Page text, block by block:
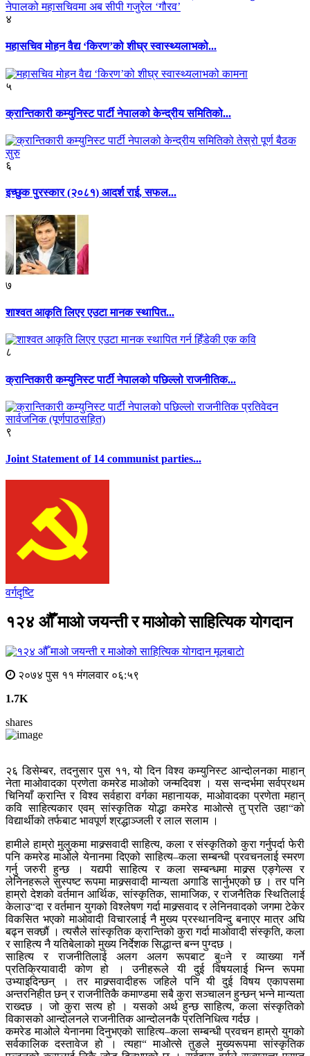
४
महासचिव मोहन वैद्य ‘किरण’को शीघ्र स्वास्थ्यलाभको...
५
क्रान्तिकारी कम्युनिस्ट पार्टी नेपालको केन्द्रीय समितिको...
६
इच्छुक पुरस्कार (२०८१) आदर्श राई, सफल...
७
शाश्वत आकृति लिएर एउटा मानक स्थापित...
८
क्रान्तिकारी कम्युनिस्ट पार्टी नेपालको पछिल्लो राजनीतिक...
९
Joint Statement of 14 communist parties...
वर्गदृष्टि
१२४ औँ माओ जयन्ती र माओको साहित्यिक योगदान
मूलबाटाे
२०७४ पुस ११ मंगलवार ०६:५९
1.7K
shares
२६ डिसेम्बर, तदनुसार पुस ११, यो दिन विश्व कम्युनिस्ट आन्दोलनका माहान्
नेता माओवादका प्रणेता कमरेड माओको जन्मदिवश । यस सन्दर्भमा सर्वप्रथम
चिनियाँ क्रान्ति र विश्व सर्वहारा वर्गका महानायक, माओवादका प्रणेता महान्
कवि साहित्यकार एवम् सांस्कृतिक योद्धा कमरेड माओत्से तु¨प्रति उहा“को
विद्यार्थीको तर्फबाट भावपूर्ण श्रद्धाञ्जली र लाल सलाम ।
हामीले हाम्रो मुलुकमा माक्र्सवादी साहित्य, कला र संस्कृतिको कुरा गर्नुपर्दा फेरी
पनि कमरेड माओले येनानमा दिएको साहित्य–कला सम्बन्धी प्रवचनलाई स्मरण
गर्नु जरुरी हुन्छ । यद्यपी साहित्य र कला सम्बन्धमा माक्र्स एङ्गेल्स र
लेनिनहरूले सुस्पष्ट रूपमा माक्र्सवादी मान्यता अगाडि सार्नुभएको छ । तर पनि
हाम्रो देशको वर्तमान आर्थिक, सांस्कृतिक, सामाजिक, र राजनैतिक स्थितिलाई
केलाउ“दा र वर्तमान युगको विश्लेषण गर्दा माक्र्सवाद र लेनिनवादको जगमा टेकेर
विकसित भएको माओवादी विचारलाई नै मुख्य प्रस्थानविन्दु बनाएर मात्र अघि
बढ्न सक्छौं । त्यसैले सांस्कृतिक क्रान्तिको कुरा गर्दा माओवादी संस्कृति, कला
र साहित्य नै यतिबेलाको मुख्य निर्देशक सिद्धान्त बन्न पुग्दछ ।
साहित्य र राजनीतिलाई अलग अलग रूपबाट बु¤ने र व्याख्या गर्ने
प्रतिक्रियावादी कोण हो । उनीहरूले यी दुई विषयलाई भिन्न रूपमा
उभ्याइदिन्छन् । तर माक्र्सवादीहरू जहिले पनि यी दुई विषय एकापसमा
अन्तरनिहीत छन् र राजनीतिकै कमाण्डमा सबै कुरा सञ्चालन हुन्छन् भन्ने मान्यता
राख्दछ । जो कुरा सत्य हो । यसको अर्थ हुन्छ साहित्य, कला संस्कृतिको
विकासको आन्दोलनले राजनीतिक आन्दोलनकै प्रतिनिधित्व गर्दछ ।
कमरेड माओले येनानमा दिनुभएको साहित्य–कला सम्बन्धी प्रवचन हाम्रो युगको
सर्वकालिक दस्तावेज हो । त्यहा“ माओत्से तुङले मुख्यरूपमा सांस्कृतिक